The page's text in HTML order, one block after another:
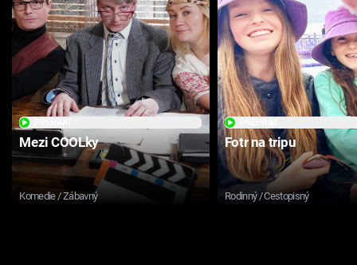
Mezi COOLky
Komedie / Zábavný
Fotr na tripu
Rodinný / Cestopisný